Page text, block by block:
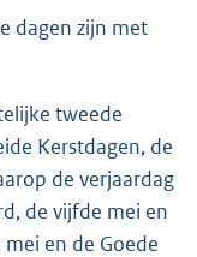
dagen zijn met
tweede
Kerstdagen, de
de verjaardag
de vijfde mei en
en de Goede